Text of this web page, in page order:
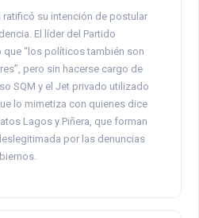
ratificó su intención de postular
El líder del Partido
que “los políticos también son
pero sin hacerse cargo de
SQM y el Jet privado utilizado
lo mimetiza con quienes dice
Lagos y Piñera, que forman
por las denuncias